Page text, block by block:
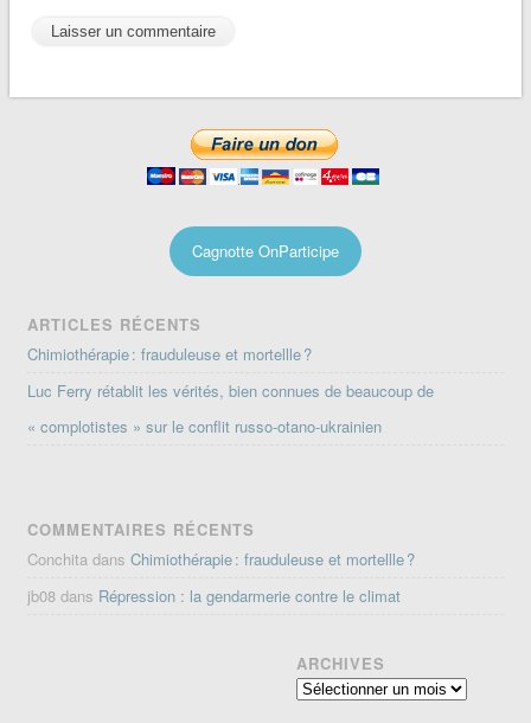
Cagnotte OnParticipe
ARTICLES RÉCENTS
Chimiothérapie : frauduleuse et mortellle ?
Luc Ferry rétablit les vérités, bien connues de beaucoup de
« complotistes » sur le conflit russo-otano-ukrainien
COMMENTAIRES RÉCENTS
Conchita dansChimiothérapie : frauduleuse et mortellle ?
jb08 dans Répression : la gendarmerie contre le climat
ARCHIVES
Archives